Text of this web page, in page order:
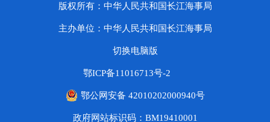
版权所有：中华人民共和国长江海事局
主办单位：中华人民共和国长江海事局
切换电脑版
鄂ICP备11016713号-2
鄂公网安备 42010202000940号
政府网站标识码：BM19410001